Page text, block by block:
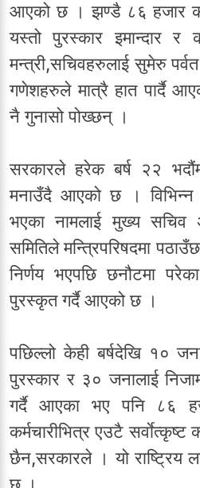
आएको छ । झण्डै ८६ हजार
यस्तो पुरस्कार इमान्दार र
मन्त्री,सचिवहरुलाई सुमेरु पर्वत
गणेशहरुले मात्रै हात पार्दै
नै गुनासो पोख्छन् ।
सरकारले हरेक बर्ष २२
मनाउँदै आएको छ । विभिन्न
भएका नामलाई मुख्य सचिव
समितिले मन्त्रिपरिषदमा
निर्णय भएपछि छनौटमा
पुरस्कृत गर्दै आएको छ ।
पछिल्लो केही बर्षदेखि १०
पुरस्कार र ३० जनालाई
गर्दै आएका भए पनि ८६
कर्मचारीभित्र एउटै सर्वाेत्कृष्ट
छैन,सरकारले । यो राष्ट्रिय